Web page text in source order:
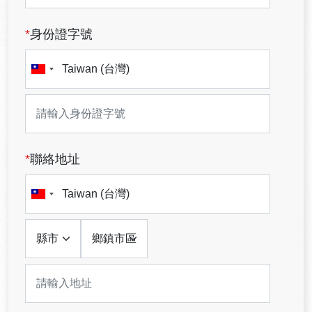
*身份證字號
*聯絡地址